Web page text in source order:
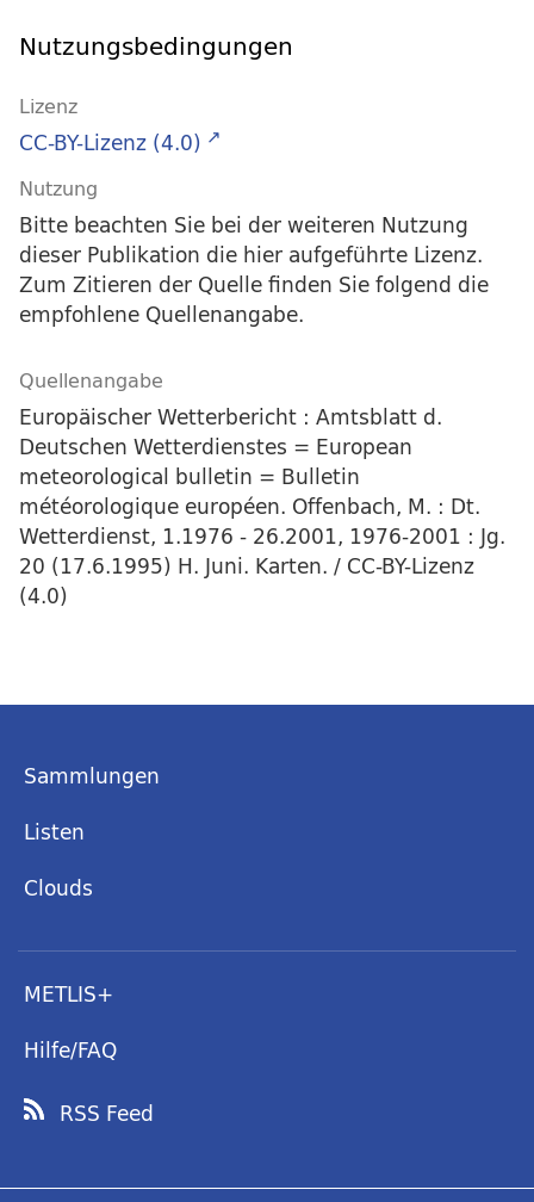
Nutzungsbedingungen
Lizenz
CC-BY-Lizenz (4.0)
Nutzung
Bitte beachten Sie bei der weiteren Nutzung
dieser Publikation die hier aufgeführte Lizenz.
Zum Zitieren der Quelle finden Sie folgend die
empfohlene Quellenangabe.
Quellenangabe
Europäischer Wetterbericht : Amtsblatt d.
Deutschen Wetterdienstes = European
meteorological bulletin = Bulletin
météorologique européen. Offenbach, M. : Dt.
Wetterdienst, 1.1976 - 26.2001, 1976-2001 : Jg.
20 (17.6.1995) H. Juni. Karten. / CC-BY-Lizenz
(4.0)
Sammlungen
Listen
Clouds
METLIS+
Hilfe/FAQ
RSS Feed